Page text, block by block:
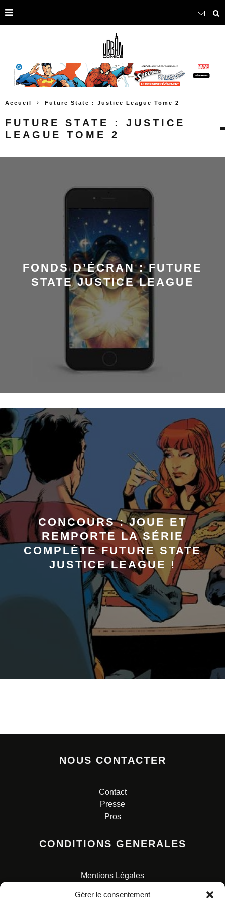
Gérer le consentement
Accueil Future State : Justice League Tome 2
FUTURE STATE : JUSTICE
LEAGUE TOME 2
FONDS D’ÉCRAN : FUTURE
STATE JUSTICE LEAGUE
CONCOURS : JOUE ET
REMPORTE LA SÉRIE
COMPLÈTE FUTURE STATE
JUSTICE LEAGUE !
NOUS CONTACTER
Contact
Presse
Pros
CONDITIONS GENERALES
Mentions Légales